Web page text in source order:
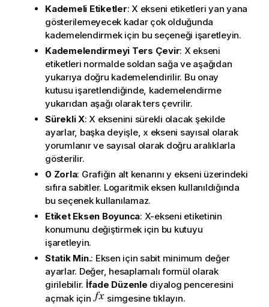
Kademeli Etiketler: X ekseni etiketleri yan yana
gösterilemeyecek kadar çok olduğunda
kademelendirmek için bu seçeneği işaretleyin.
Kademelendirmeyi Ters Çevir: X ekseni
etiketleri normalde soldan sağa ve aşağıdan
yukarıya doğru kademelendirilir. Bu onay
kutusu işaretlendiğinde, kademelendirme
yukarıdan aşağı olarak ters çevrilir.
Sürekli X: X eksenini sürekli olacak şekilde
ayarlar, başka deyişle, x ekseni sayısal olarak
yorumlanır ve sayısal olarak doğru aralıklarla
gösterilir.
0 Zorla: Grafiğin alt kenarını y ekseni üzerindeki
sıfıra sabitler. Logaritmik eksen kullanıldığında
bu seçenek kullanılamaz.
Etiket Eksen Boyunca: X-ekseni etiketinin
konumunu değiştirmek için bu kutuyu
işaretleyin.
Statik Min.: Eksen için sabit minimum değer
ayarlar. Değer, hesaplamalı formül olarak
girilebilir. İfade Düzenle diyalog penceresini
açmak için
simgesine tıklayın.